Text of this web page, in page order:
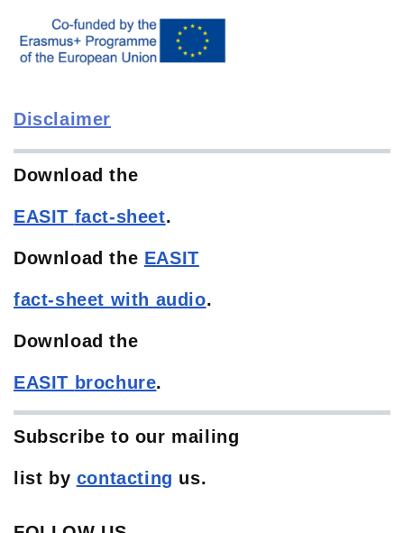
Disclaimer
Download the
EASIT fact-sheet.
Download the EASIT
fact-sheet with audio.
Download the
EASIT brochure.
Subscribe to our mailing
list by contacting us.